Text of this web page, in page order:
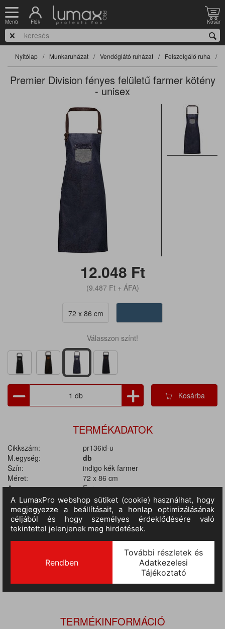
Menü Fiók Kosár
Nyitólap Munkaruházat Vendéglátó ruházat Felszolgáló ruha
Premier Division fényes felületű farmer kötény
- unisex
12.048 Ft
(9.487 Ft+ ÁFA)
72 x 86 cm
Válasszon színt!
Kosárba
TERMÉKADATOK
Cikkszám:
pr136id-u
M.egység:
db
Szín:
indigo kék farmer
Méret:
72 x 86 cm
Anyag:
Farmer
Tulajdonságok:
Állítható nyakpánt, Melles kötény, Zsebes
II.RAKTÁRON
(szállítási idő 3-7 nap) :
1 180 db
III.RAKTÁRON
(szállítási idő 9-14 nap)
:
TERMÉKINFORMÁCIÓ